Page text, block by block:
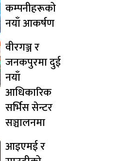
कम्पनीहरूको
नयाँ आकर्षण
वीरगञ्ज र
जनकपुरमा दुई
नयाँ
आधिकारिक
सर्भिस सेन्टर
सञ्चालनमा
आइएमई र